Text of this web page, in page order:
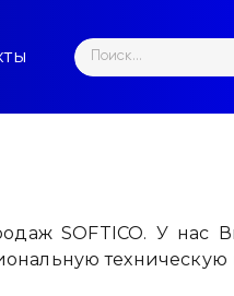
Search
for:
SOFTICO. У нас